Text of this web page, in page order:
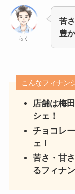
らく
苦
豊
こんなフィナン
店舗は梅
シェ！
チョコレ
ェ！
苦さ・甘
るフィナ